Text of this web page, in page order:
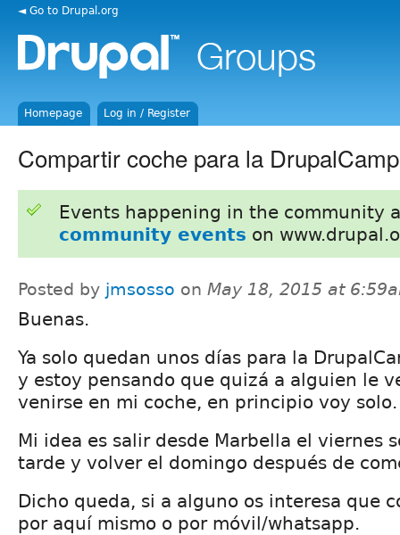
◄ Go to Drupal.org
Homepage Log in / Register
Compartir coche para la
Events happening in the community
community events on
Posted by jmsosso on May 18, 2015 at
Buenas.
Ya solo quedan unos días para la
y estoy pensando que quizá a alguien le
venirse en mi coche, en principio voy solo.
Mi idea es salir desde Marbella el viernes
tarde y volver el domingo después de
Dicho queda, si a alguno os interesa que
por aquí mismo o por móvil/whatsapp.